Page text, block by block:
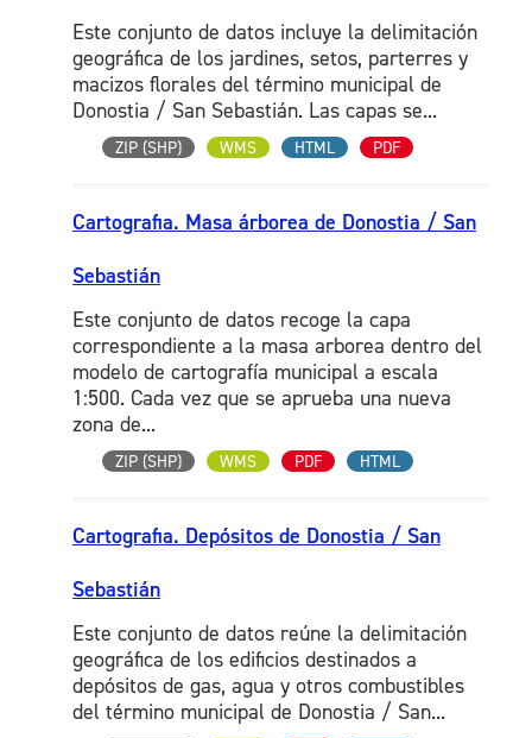
Este conjunto de datos incluye la delimitación
geográfica de los jardines, setos, parterres y
macizos florales del término municipal de
Donostia / San Sebastián. Las capas se...
ZIP (SHP) WMS HTML PDF
Cartografia. Masa árborea de Donostia / San
Sebastián
Este conjunto de datos recoge la capa
correspondiente a la masa arborea dentro del
modelo de cartografía municipal a escala
1:500. Cada vez que se aprueba una nueva
zona de...
ZIP (SHP) WMS PDF HTML
Cartografia. Depósitos de Donostia / San
Sebastián
Este conjunto de datos reúne la delimitación
geográfica de los edificios destinados a
depósitos de gas, agua y otros combustibles
del término municipal de Donostia / San...